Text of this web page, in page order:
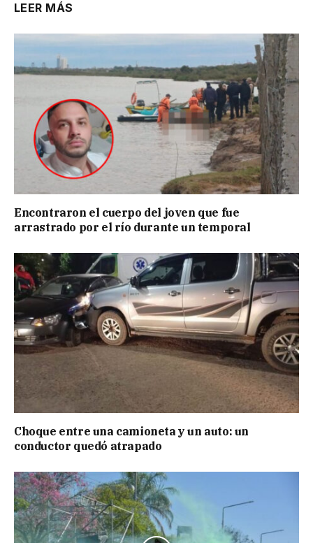
LEER MÁS
Encontraron el cuerpo del joven que fue
arrastrado por el río durante un temporal
Choque entre una camioneta y un auto: un
conductor quedó atrapado